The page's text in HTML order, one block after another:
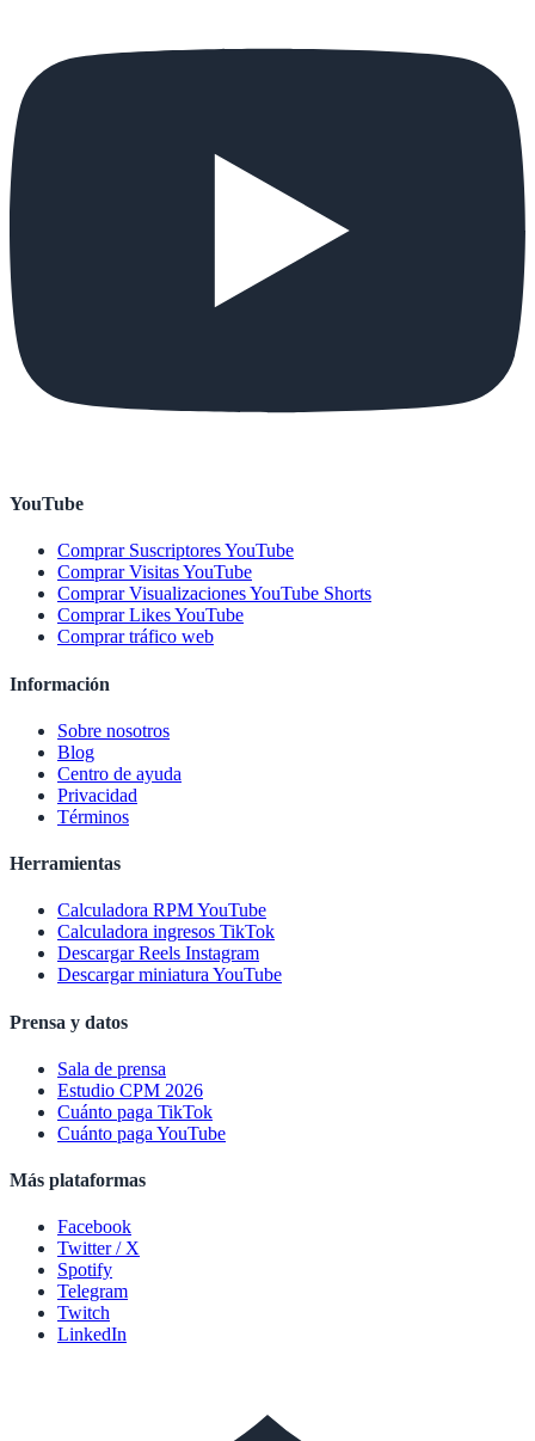
YouTube
Comprar Suscriptores YouTube
Comprar Visitas YouTube
Comprar Visualizaciones YouTube Shorts
Comprar Likes YouTube
Comprar tráfico web
Información
Sobre nosotros
Blog
Centro de ayuda
Privacidad
Términos
Herramientas
Calculadora RPM YouTube
Calculadora ingresos TikTok
Descargar Reels Instagram
Descargar miniatura YouTube
Prensa y datos
Sala de prensa
Estudio CPM 2026
Cuánto paga TikTok
Cuánto paga YouTube
Más plataformas
Facebook
Twitter / X
Spotify
Telegram
Twitch
LinkedIn